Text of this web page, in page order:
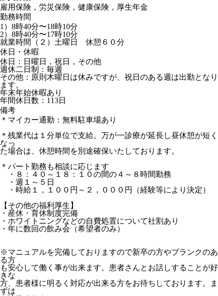
雇用保険，労災保険，健康保険，厚生年金
勤務時間
1）8時40分〜18時10分
2）8時40分〜17時10分
就業時間（２）土曜日 休憩６０分
休日・休暇
休日：日曜日，祝日，その他
週休二日制：毎週
その他：原則木曜日は休みですが、祝日のある週は出勤となり
ます。
年末年始休暇あり
年間休日数：113日
備考
＊マイカー通勤：無料駐車場あり
＊残業代は１分単位で支給。万が一診療が延長し昼休憩が短く
なっ
た場合は、休憩時間を別途確保いたしております。
＊パート勤務も相談に応じます
・８：４０～１８：１０の間の４～８時間勤務
・週１～５日
・時給１，１００円～２，０００円（経験等により決定）
【その他の福利厚生】
・産休・育休制度完備
・ホワイトニングなどの自費処置について社割あり
・年に数回の飲み会（希望者のみ）
※マニュアルを完備しておりますので新卒の方やブランクのあ
る方
も安心して働く事が出来ます。患者さんとお話しすることが好
きな
方、患者様に明るく対応が出来る方をお待ちしております。ま
ずは